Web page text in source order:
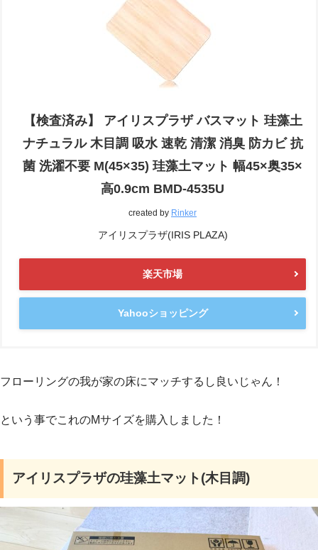
【検査済み】 アイリスプラザ バスマット 珪藻土
ナチュラル 木目調 吸水 速乾 清潔 消臭 防カビ 抗
菌 洗濯不要 M(45×35) 珪藻土マット 幅45×奥35×
高0.9cm BMD-4535U
created by Rinker
アイリスプラザ(IRIS PLAZA)
楽天市場
Yahooショッピング
フローリングの我が家の床にマッチするし良いじゃん！
という事でこれのMサイズを購入しました！
アイリスプラザの珪藻土マット(木目調)